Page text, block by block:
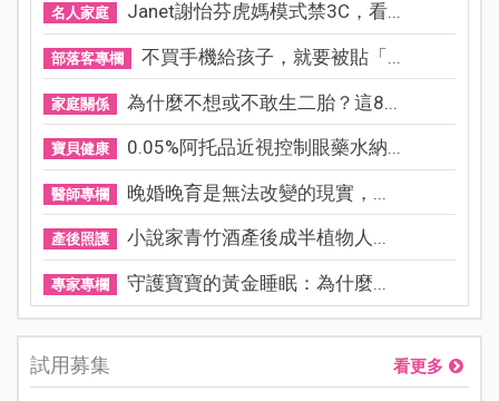
名人家庭 Janet謝怡芬虎媽模式禁3C，看...
部落客專欄 不買手機給孩子，就要被貼「...
家庭關係 為什麼不想或不敢生二胎？這8...
寶貝健康 0.05%阿托品近視控制眼藥水納...
醫師專欄 晚婚晚育是無法改變的現實，...
產後照護 小說家青竹酒產後成半植物人...
專家專欄 守護寶寶的黃金睡眠：為什麼...
試用募集 看更多